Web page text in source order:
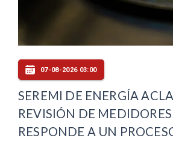
07-08-2026 03:00
SEREMI DE ENERGÍA
REVISIÓN DE
RESPONDE A UN